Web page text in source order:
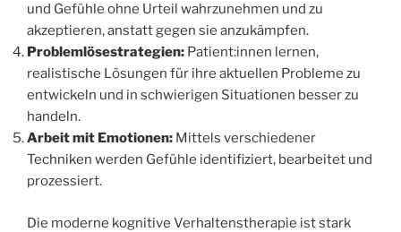
und Gefühle ohne Urteil wahrzunehmen und zu
akzeptieren, anstatt gegen sie anzukämpfen.
Problemlösestrategien: Patient:innen lernen,
realistische Lösungen für ihre aktuellen Probleme zu
entwickeln und in schwierigen Situationen besser zu
handeln.
Arbeit mit Emotionen: Mittels verschiedener
Techniken werden Gefühle identifiziert, bearbeitet und
prozessiert.
Die moderne kognitive Verhaltenstherapie ist stark